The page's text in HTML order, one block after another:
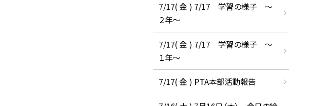
7/17( 金 ) 7/17 学習の様子 ～
２年～
7/17( 金 ) 7/17 学習の様子 ～
１年～
7/17( 金 ) PTA本部活動報告